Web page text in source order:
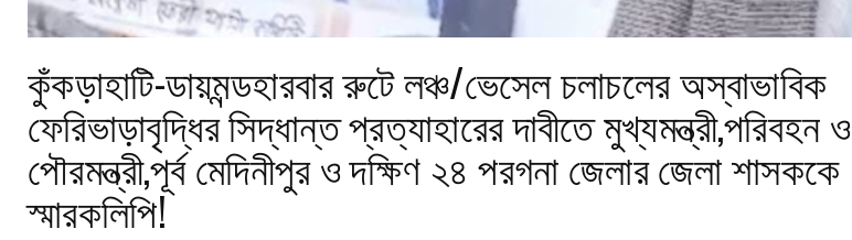
কুঁকড়াহাটি-ডায়মন্ডহারবার রুটে লঞ্চ/ভেসেল চলাচলের অস্বাভাবিক
ফেরিভাড়াবৃদ্ধির সিদ্ধান্ত প্রত্যাহারের দাবীতে মুখ্যমন্ত্রী,পরিবহন ও
পৌরমন্ত্রী,পূর্ব মেদিনীপুর ও দক্ষিণ ২৪ পরগনা জেলার জেলা শাসককে
স্মারকলিপি!